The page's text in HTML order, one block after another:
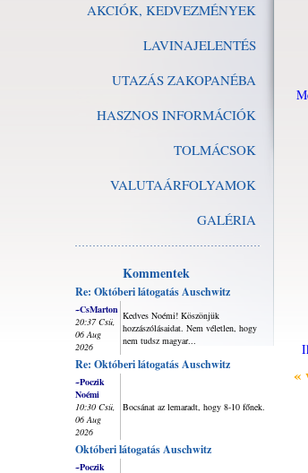
AKCIÓK, KEDVEZMÉNYEK
LAVINAJELENTÉS
UTAZÁS ZAKOPANÉBA
HASZNOS INFORMÁCIÓK
TOLMÁCSOK
VALUTAÁRFOLYAMOK
GALÉRIA
Kommentek
Re: Októberi látogatás Auschwitz
~CsMarton
20:37 Csü,
06 Aug
2026
Kedves Noémi! Köszönjük
hozzászólásaidat. Nem véletlen, hogy
nem tudsz magyar...
Re: Októberi látogatás Auschwitz
~Poczik
Noémi
10:30 Csü,
06 Aug
2026
Bocsánat az lemaradt, hogy 8-10 főnek.
Októberi látogatás Auschwitz
~Poczik
«